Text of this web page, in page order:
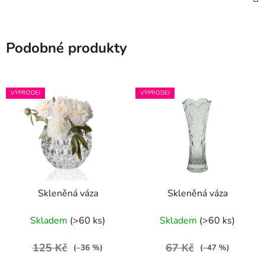
Podobné produkty
VÝPRODEJ
Skleněná váza
Skladem (>60 ks)
125 Kč (–36 %)
VÝPRODEJ
Skleněná váza
Skladem (>60 ks)
67 Kč (–47 %)